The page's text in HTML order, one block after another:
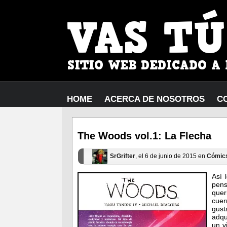
HOME ACERCA DE NOSOTROS
The Woods vol.1: La Flecha
SrGrifter, el 6 de junio de 2015 en
Así
un